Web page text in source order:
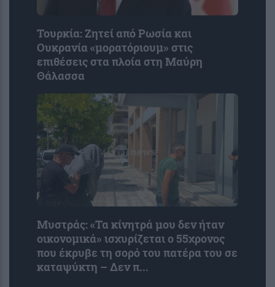
Τουρκία: Zητεί από Ρωσία και
Ουκρανία «μορατόριουμ» στις
επιθέσεις στα πλοία στη Μαύρη
Θάλασσα
Μυστράς: «Τα κίνητρά μου δεν ήταν
οικονομικά» ισχυρίζεται ο 55χρονος
που έκρυβε τη σορό του πατέρα του σε
καταψύκτη – Δεν π...